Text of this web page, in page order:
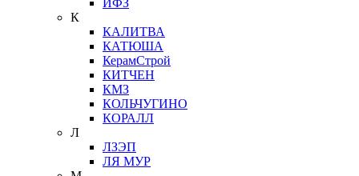
ИФЗ
К
КАЛИТВА
КАТЮША
КерамСтрой
КИТЧЕН
КМЗ
КОЛЬЧУГИНО
КОРАЛЛ
Л
ЛЗЭП
ЛЯ МУР